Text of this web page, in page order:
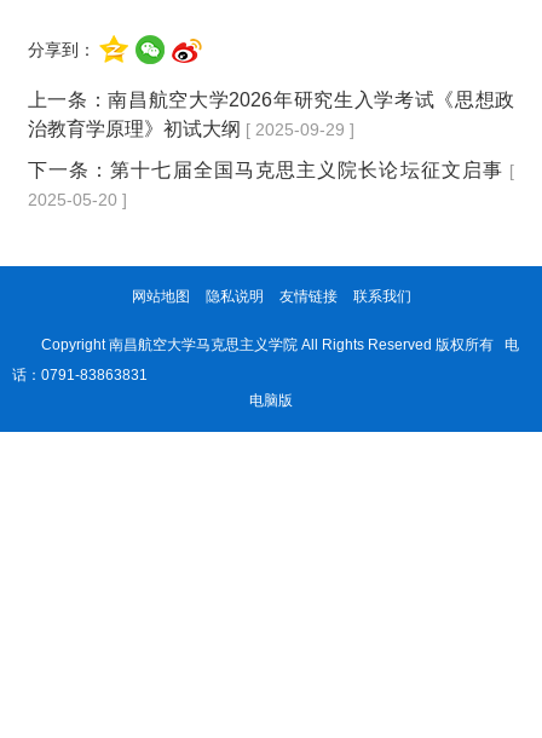
分享到：
上一条：南昌航空大学2026年研究生入学考试《思想政
治教育学原理》初试大纲 [ 2025-09-29 ]
下一条：第十七届全国马克思主义院长论坛征文启事 [
2025-05-20 ]
网站地图 隐私说明 友情链接 联系我们
Copyright 南昌航空大学马克思主义学院 All Rights Reserved 版权所有 电
话：0791-83863831
电脑版